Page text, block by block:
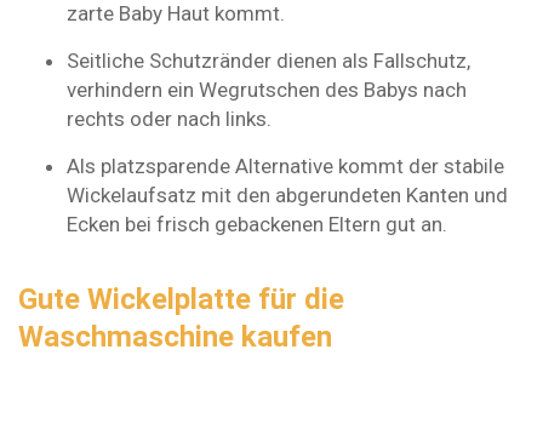
zarte Baby Haut kommt.
Seitliche Schutzränder dienen als Fallschutz,
verhindern ein Wegrutschen des Babys nach
rechts oder nach links.
Als platzsparende Alternative kommt der stabile
Wickelaufsatz mit den abgerundeten Kanten und
Ecken bei frisch gebackenen Eltern gut an.
Gute Wickelplatte für die
Waschmaschine kaufen